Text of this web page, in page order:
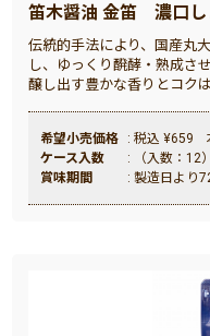
笛木醤油 金笛 濃口し
伝統的手法により、国産丸
し、ゆっくり醗酵・熟成さ
醸し出す豊かな香りとコク
希望小売価格
: 税込 ¥659
ケース入数
: （入数：12）
賞味期間
: 製造日より